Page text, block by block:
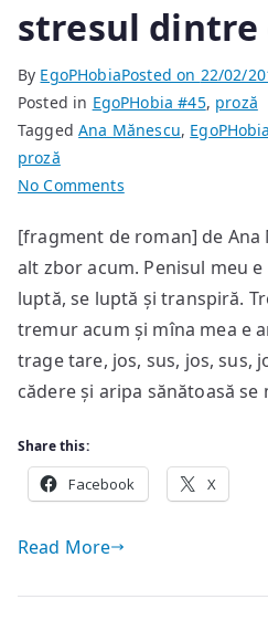
stresul dintre
By EgoPHobiaPosted on 22/02/
Posted in EgoPHobia #45, proză
TaggedAna Mănescu,
proză
No Commentson
dintre
orgasme
[fragment de roman] de Ana
alt zbor acum. Penisul meu
luptă, se luptă și transpiră.
tremur acum și mîna mea e
trage tare, jos, sus, jos, sus,
cădere și aripa sănătoasă se
Share this:
Facebook X
Read More